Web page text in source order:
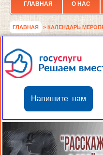
ГЛАВНАЯ О НАС
ГЛАВНАЯ > КАЛЕНДАРЬ
Напишите нам